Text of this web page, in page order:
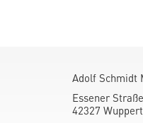
Adolf Schmidt
Essener
42327